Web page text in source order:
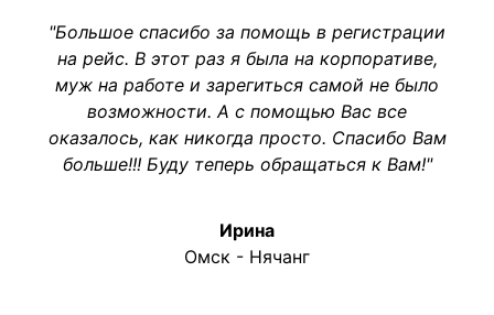
"Большое спасибо за помощь в регистрации
на рейс. В этот раз я была на корпоративе,
муж на работе и зарегиться самой не было
возможности. А с помощью Вас все
оказалось, как никогда просто. Спасибо Вам
больше!!! Буду теперь обращаться к Вам!"
Ирина
Омск - Нячанг